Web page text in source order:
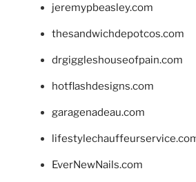
jeremypbeasley.com
thesandwichdepotcos.com
drgiggleshouseofpain.com
hotflashdesigns.com
garagenadeau.com
EverNewNails.com